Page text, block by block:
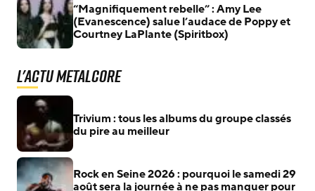
“Magnifiquement rebelle” : Amy Lee
(Evanescence) salue l’audace de Poppy et
Courtney LaPlante (Spiritbox)
L'actu Metalcore
Trivium : tous les albums du groupe classés
du pire au meilleur
Rock en Seine 2026 : pourquoi le samedi 29
août sera la journée à ne pas manquer pour